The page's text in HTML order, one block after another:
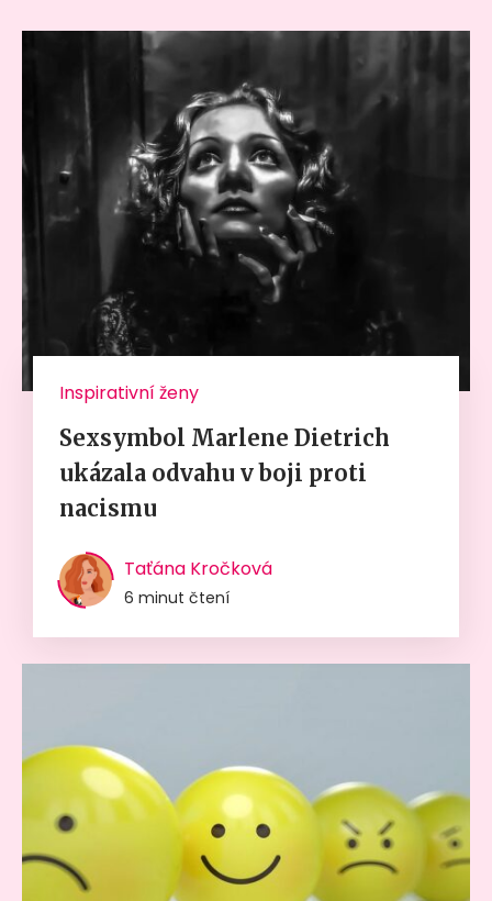
Inspirativní ženy
Sexsymbol Marlene Dietrich
ukázala odvahu v boji proti
nacismu
Taťána Kročková
6 minut čtení